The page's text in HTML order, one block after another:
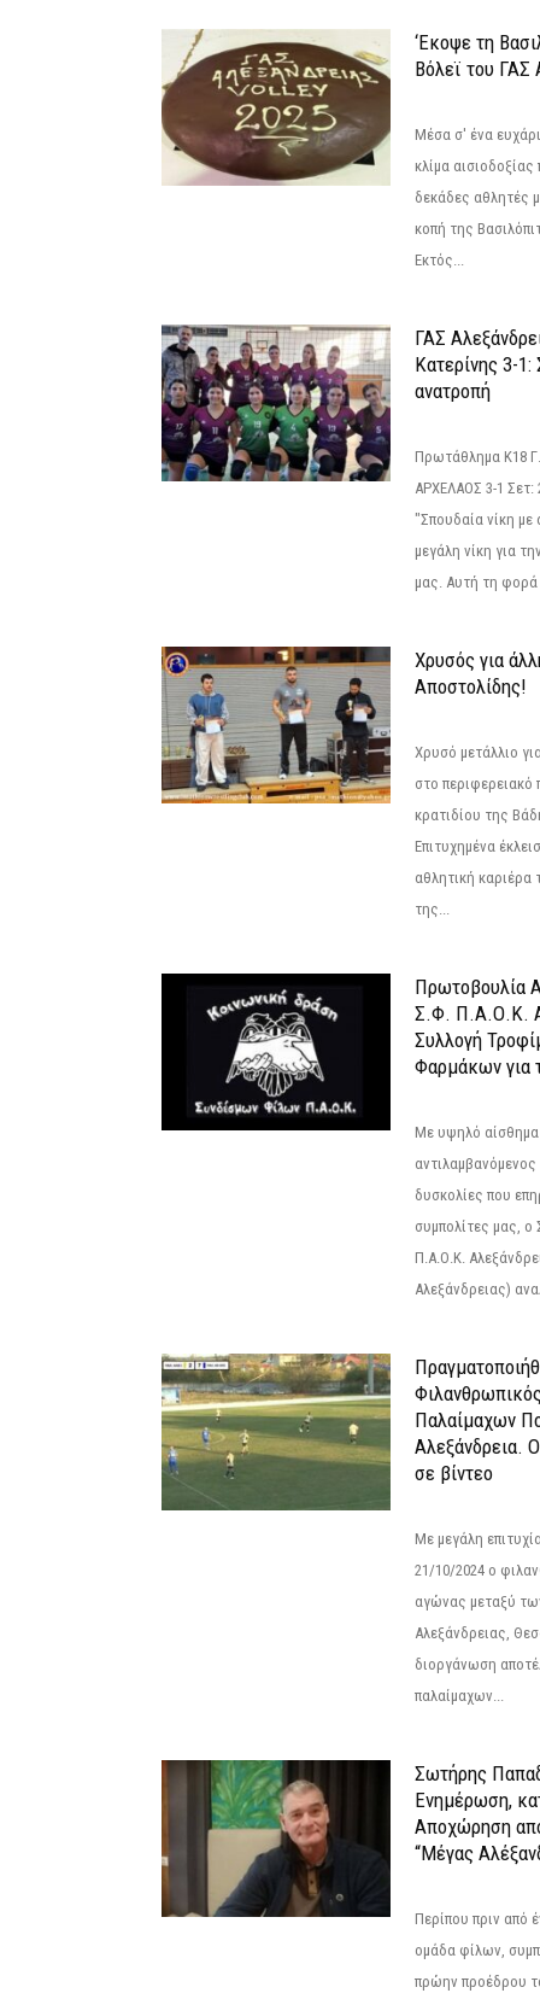
‘Εκοψε τη
Βόλεϊ του ΓΑΣ
Μέσα σ' ένα
κλίμα
δεκάδες αθλητές
κοπή της
Εκτός...
ΓΑΣ
Κατερίνης 3-1:
ανατροπή
Πρωτάθλημα Κ18
ΑΡΧΕΛΑΟΣ 3-1 Σετ:
"Σπουδαία νίκη
μεγάλη νίκη για
μας. Αυτή τη φορά
Χρυσός για
Αποστολίδης!
Χρυσό μετάλλιο
στο
κρατιδίου της
Επιτυχημένα
αθλητική καριέρα
της...
Πρωτοβουλία
Σ.Φ. Π.Α.Ο.Κ.
Συλλογή
Φαρμάκων για
Με υψηλό αίσθημα
αντιλαμβανόμενος
δυσκολίες που
συμπολίτες μας,
Π.Α.Ο.Κ.
Αλεξάνδρειας)
Παλαίμαχων
Αλεξάνδρεια.
σε βίντεο
Με μεγάλη
21/10/2024 ο
αγώνας μεταξύ
Αλεξάνδρειας,
διοργάνωση
παλαίμαχων...
Σωτήρης
Ενημέρωση,
Αποχώρηση
“Μέγας
Περίπου πριν από
ομάδα φίλων,
πρώην προέδρου